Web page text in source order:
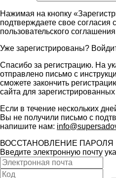
Нажимая на кнопку
подтверждаете свое согласия
пользовательского соглашения
Уже зарегистрированы?
Спасибо за регистрацию. На
отправлено письмо с
сможете закончить
сайта для
Если в течение нескольких
Вы не получили письмо с
напишите нам:
ВОССТАНОВЛЕНИЕ ПАРОЛЯ
Введите электронную почту